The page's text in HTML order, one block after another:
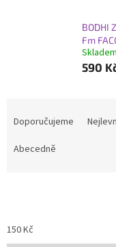
BODHI
Fm
Skladem
590
o
d
Doporučujeme
Abecedně
150Kč